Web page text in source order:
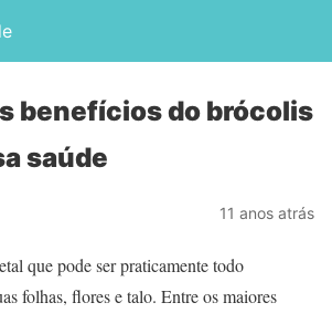
benefícios do brócolis
saúde
11 anos atrás
que pode ser praticamente todo
folhas, flores e talo. Entre os maiores